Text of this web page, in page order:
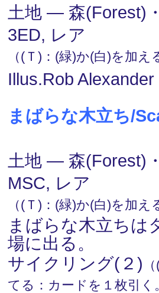
土地 ― 森(Forest)
3ED, レア
（(Ｔ)：(緑)か(白)を加え
Illus.Rob
まばらな木立ち/
土地 ― 森(Forest)
MSC, レア
（(Ｔ)：(緑)か(白)を加え
まばらな木立ちは
場に出る。
サイクリング(２)
てる：カードを１枚引く